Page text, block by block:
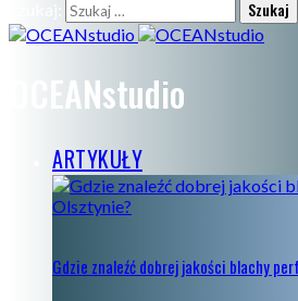
OCEANstudio
ARTYKUŁY
Gdzie znaleźć dobrej jakości blachy